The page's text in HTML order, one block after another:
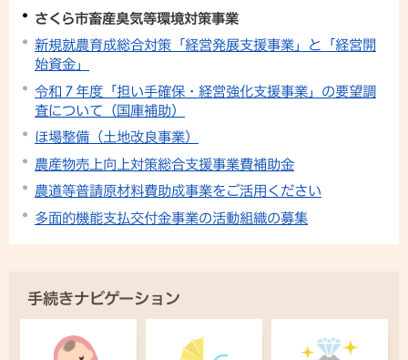
さくら市畜産臭気等環境対策事業
新規就農育成総合対策「経営発展支援事業」と「経営開
始資金」
令和７年度「担い手確保・経営強化支援事業」の要望調
査について（国庫補助）
ほ場整備（土地改良事業）
農産物売上向上対策総合支援事業費補助金
農道等普請原材料費助成事業をご活用ください
多面的機能支払交付金事業の活動組織の募集
手続きナビゲーション